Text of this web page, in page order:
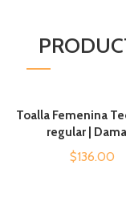
AÑADIR AL
Toalla Femenina
regular |
$136.00